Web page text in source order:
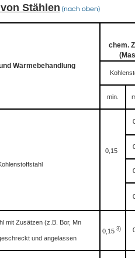
Stählen (nach oben)
Wärmebehandlung
chem.
min.
0,15
mit Zusätzen (z.B. Bor, Mn
und angelassen
0,153)